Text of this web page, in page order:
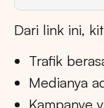
Dari link ini,
Trafik
Medianya
Kampanye